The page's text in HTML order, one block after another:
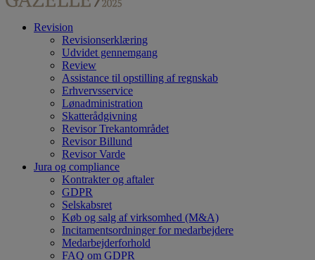
Revision
Revisionserklæring
Udvidet gennemgang
Review
Assistance til opstilling af regnskab
Erhvervsservice
Lønadministration
Skatterådgivning
Revisor Trekantområdet
Revisor Billund
Revisor Varde
Jura og compliance
Kontrakter og aftaler
GDPR
Selskabsret
Køb og salg af virksomhed (M&A)
Incitamentsordninger for medarbejdere
Medarbejderforhold
FAQ om GDPR